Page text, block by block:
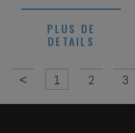
PLUS DE
DETAILS
< 1 2 3